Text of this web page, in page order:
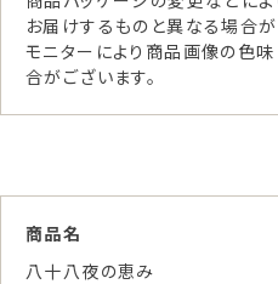
お届けするものと異なる場合が
モニターにより商品画像の色
合がございます。
商品名
八十八夜の恵み